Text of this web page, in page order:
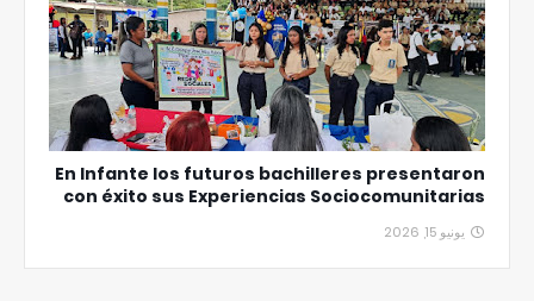
En Infante los futuros bachilleres presentaron
con éxito sus Experiencias Sociocomunitarias
يونيو 15, 2026